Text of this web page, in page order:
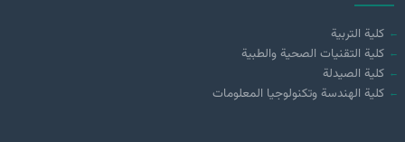
كلية التربية
كلية التقنيات الصحية والطبية
كلية الصيدلة
كلية الهندسة وتكنولوجيا المعلومات